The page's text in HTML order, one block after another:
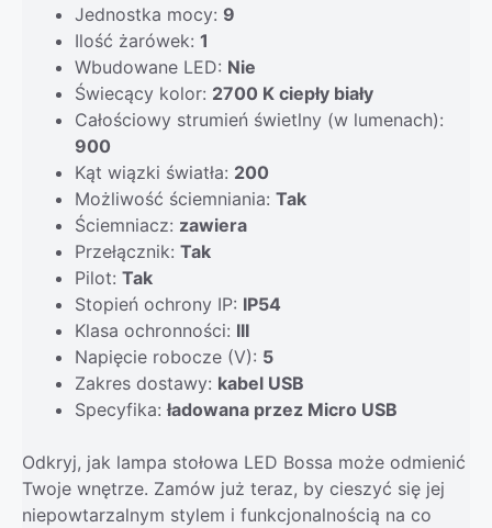
Jednostka mocy: 9
Ilość żarówek: 1
Wbudowane LED: Nie
Świecący kolor: 2700 K ciepły biały
Całościowy strumień świetlny (w lumenach):
900
Kąt wiązki światła: 200
Możliwość ściemniania: Tak
Ściemniacz: zawiera
Przełącznik: Tak
Pilot: Tak
Stopień ochrony IP: IP54
Klasa ochronności: III
Napięcie robocze (V): 5
Zakres dostawy: kabel USB
Specyfika: ładowana przez Micro USB
Odkryj, jak lampa stołowa LED Bossa może odmienić
Twoje wnętrze. Zamów już teraz, by cieszyć się jej
niepowtarzalnym stylem i funkcjonalnością na co